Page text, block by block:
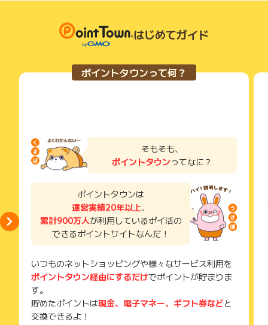
はじめてガイド
ポイントタウンって何？
そもそも、
ポイントタウンってなに？
ポイントタウンは
運営実績20年以上、
累計900万人が利用しているポイ活の
できるポイントサイトなんだ！
いつものネットショッピングや様々なサービス利用を
ポイントタウン経由にするだけでポイントが貯まりま
す。
貯めたポイントは現金、電子マネー、ギフト券などと
交換できるよ！